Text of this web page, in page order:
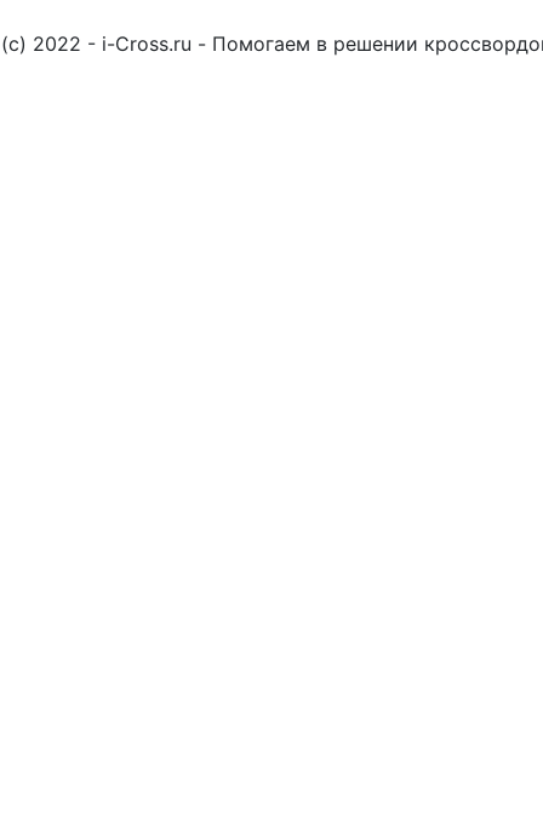
(c) 2022 - i-Cross.ru - Помогаем в решении